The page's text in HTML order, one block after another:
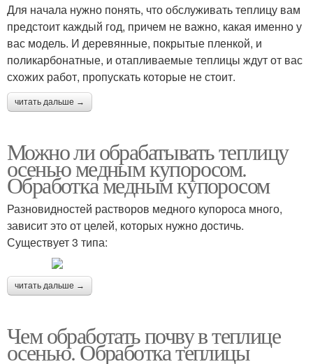
Для начала нужно понять, что обслуживать теплицу вам
предстоит каждый год, причем не важно, какая именно у
вас модель. И деревянные, покрытые пленкой, и
поликарбонатные, и отапливаемые теплицы ждут от вас
схожих работ, пропускать которые не стоит.
читать дальше →
Можно ли обрабатывать теплицу
осенью медным купоросом.
Обработка медным купоросом
Разновидностей растворов медного купороса много,
зависит это от целей, которых нужно достичь.
Существует 3 типа:
читать дальше →
Чем обработать почву в теплице
осенью. Обработка теплицы